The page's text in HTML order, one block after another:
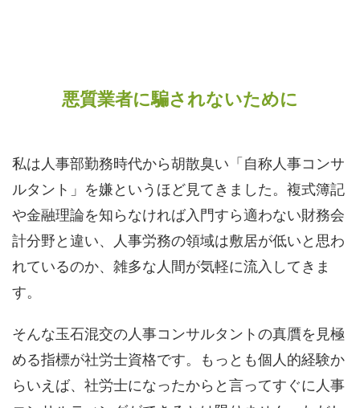
悪質業者に騙されないために
私は人事部勤務時代から胡散臭い「自称人事コンサ
ルタント」を嫌というほど見てきました。複式簿記
や金融理論を知らなければ入門すら適わない財務会
計分野と違い、人事労務の領域は敷居が低いと思わ
れているのか、雑多な人間が気軽に流入してきま
す。
そんな玉石混交の人事コンサルタントの真贋を見極
める指標が社労士資格です。もっとも個人的経験か
らいえば、社労士になったからと言ってすぐに人事